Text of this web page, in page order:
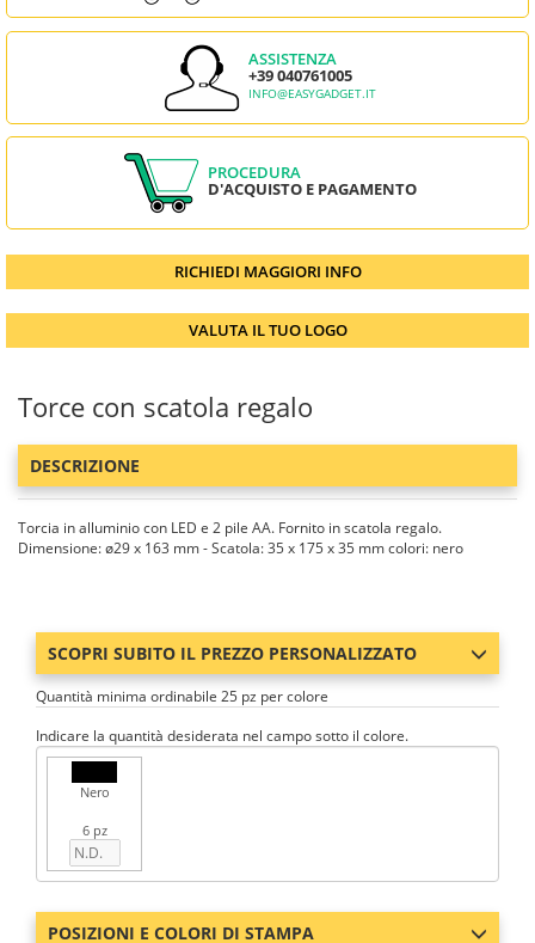
ASSISTENZA
+39 040761005
INFO@EASYGADGET.IT
PROCEDURA
D'ACQUISTO E PAGAMENTO
RICHIEDI MAGGIORI INFO
VALUTA IL TUO LOGO
Torce con scatola regalo
DESCRIZIONE
Torcia in alluminio con LED e 2 pile AA. Fornito in scatola regalo.
Dimensione: ø29 x 163 mm - Scatola: 35 x 175 x 35 mm colori: nero
SCOPRI SUBITO IL PREZZO PERSONALIZZATO
Quantità minima ordinabile 25 pz per colore
Indicare la quantità desiderata nel campo sotto il colore.
Nero
6 pz
POSIZIONI E COLORI DI STAMPA